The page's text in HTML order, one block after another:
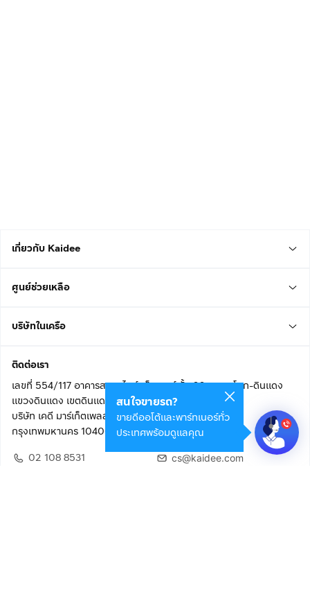
เกี่ยวกับ Kaidee
ศูนย์ช่วยเหลือ
บริษัทในเครือ
ติดต่อเรา
เลขที่ 554/117 อาคารสกายไนน์ เซ็นเตอร์ ชั้น 22 ถนนอโศก-ดินแดง
แขวงดินแดง เขตดินแดง
บริษัท เคดี มาร์เก็ตเพลส จำกัด (สำนักงานใหญ่)
กรุงเทพมหานคร 10400
02 108 8531
cs@kaidee.com
สนใจขายรถ?
ขายดีออโต้และพาร์ทเนอร์ทั่ว
ประเทศพร้อมดูแลคุณ